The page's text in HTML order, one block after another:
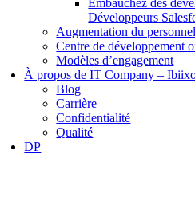
Embauchez des
Développeurs
Augmentation du personnel
Centre de développement
Modèles d’engagement
À propos de IT Company –
Blog
Carrière
Confidentialité
Qualité
DP